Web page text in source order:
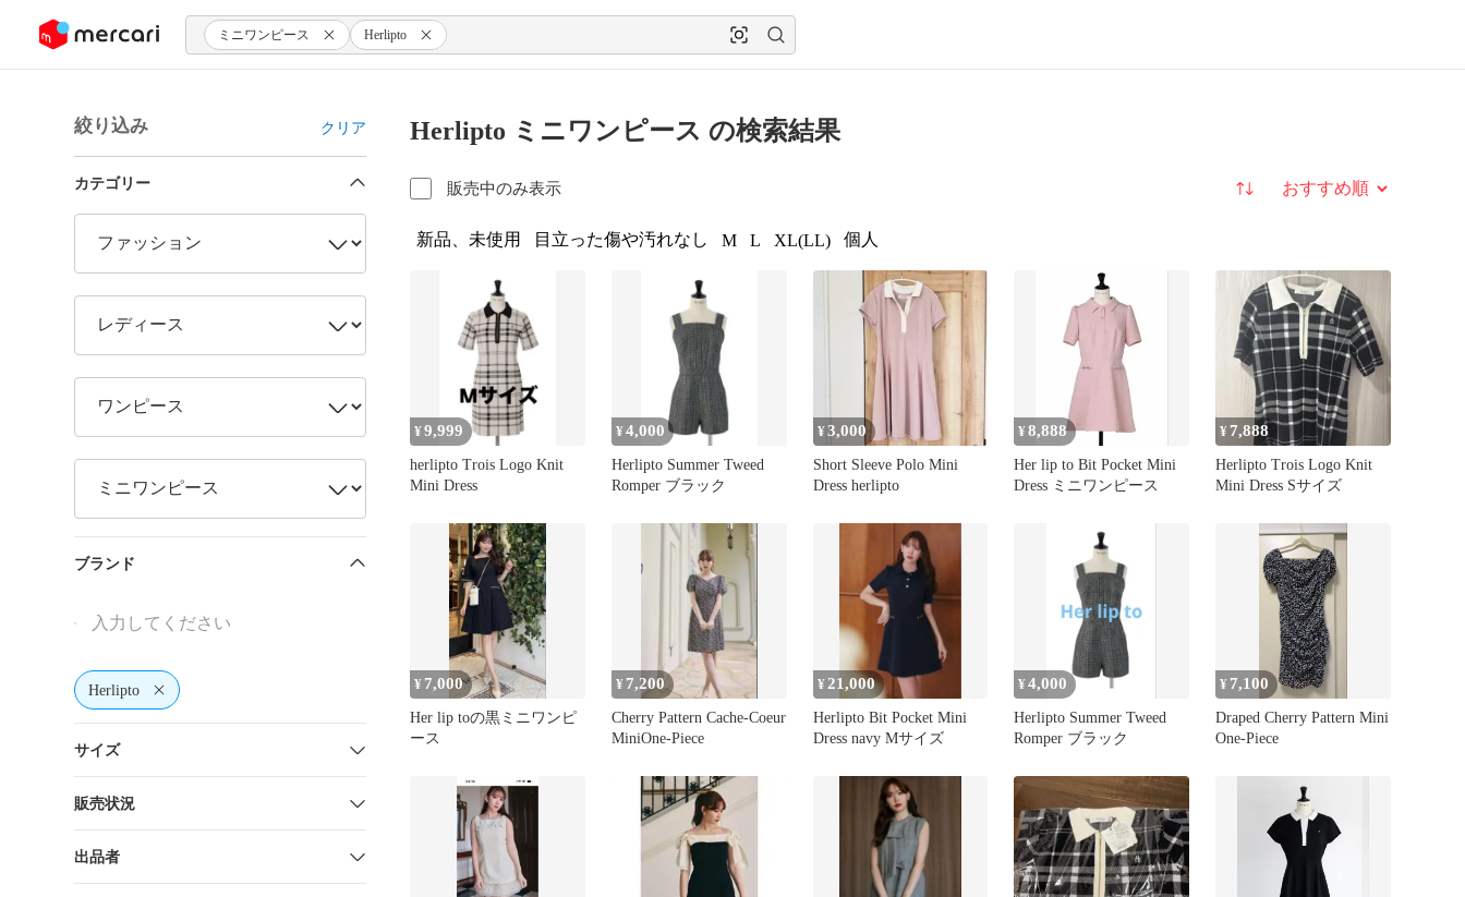
ツにスキップ ミニワンピース Herlipto
絞り込み クリア
カテゴリー
ブランド
Herlipto
サイズ
販売状況
出品者
Herlipto ミニワンピース の検索結果
販売中のみ表示 並び替え
新品、未使用 目立った傷や汚れなし M L XL(LL) 個人
¥9,999
herlipto Trois Logo Knit
Mini Dress
¥4,000
Herlipto Summer Tweed
Romper ブラック
¥3,000
Short Sleeve Polo Mini
Dress herlipto
¥8,888
Her lip to Bit Pocket Mini
Dress ミニワンピース
¥ 7,888
Herlipto Trois Logo Knit
Mini Dress Sサイズ
¥ 7,000
Her lip toの黒ミニワンピ
ース
¥ 7,200
Cherry Pattern Cache-Coeur
MiniOne-Piece
¥ 21,000
Herlipto Bit Pocket Mini
Dress navy Mサイズ
¥4,000
Herlipto Summer Tweed
Romper ブラック
¥ 7,100
Draped Cherry Pattern Mini
One-Piece